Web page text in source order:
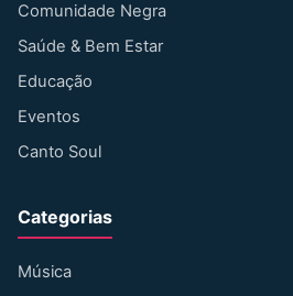
Comunidade Negra
Saúde & Bem Estar
Educação
Eventos
Canto Soul
Categorias
Música